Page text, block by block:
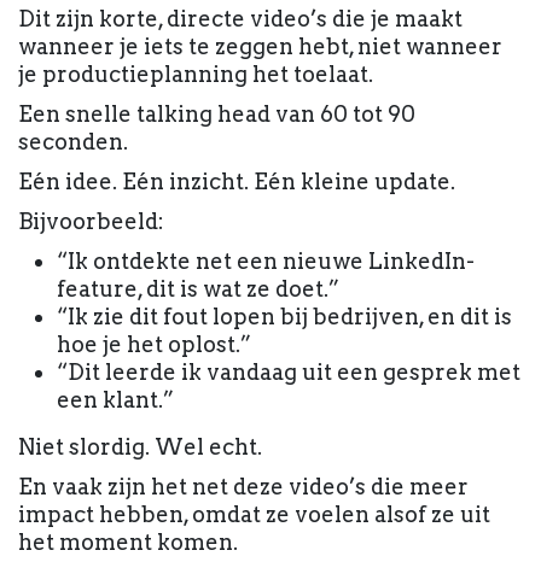
Dit zijn korte, directe video’s die je maakt
wanneer je iets te zeggen hebt, niet wanneer
je productieplanning het toelaat.
Een snelle talking head van 60 tot 90
seconden.
Eén idee. Eén inzicht. Eén kleine update.
Bijvoorbeeld:
“Ik ontdekte net een nieuwe LinkedIn-
feature, dit is wat ze doet.”
“Ik zie dit fout lopen bij bedrijven, en dit is
hoe je het oplost.”
“Dit leerde ik vandaag uit een gesprek met
een klant.”
Niet slordig. Wel echt.
En vaak zijn het net deze video’s die meer
impact hebben, omdat ze voelen alsof ze uit
het moment komen.